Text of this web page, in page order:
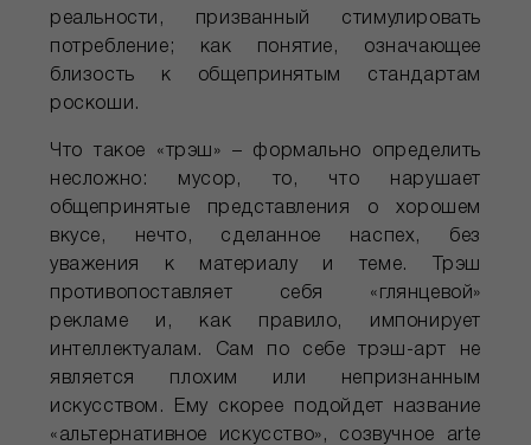
реальности, призванный стимулировать
потребление; как понятие, означающее
близость к общепринятым стандартам
роскоши.
Что такое «трэш» – формально определить
несложно: мусор, то, что нарушает
общепринятые представления о хорошем
вкусе, нечто, сделанное наспех, без
уважения к материалу и теме. Трэш
противопоставляет себя «глянцевой»
рекламе и, как правило, импонирует
интеллектуалам. Сам по себе трэш-арт не
является плохим или непризнанным
искусством. Ему скорее подойдет название
«альтернативное искусство», созвучное arte